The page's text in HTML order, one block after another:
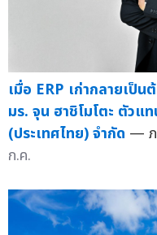
เมื่อ ERP เก่ากลายเป็
มร. จุน ฮาชิโมโตะ ตัวแ
(ประเทศไทย) จำกัด — ภ
ก.ค.